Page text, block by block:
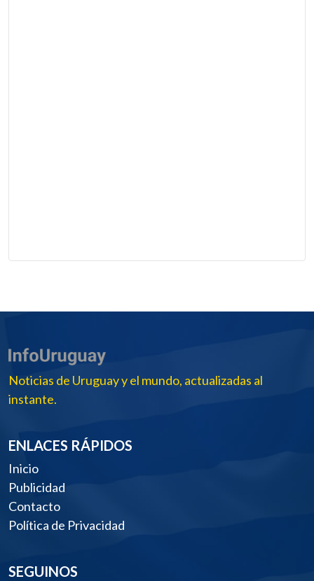
Noticias de Uruguay y el mundo, actualizadas al
instante.
ENLACES RÁPIDOS
Inicio
Publicidad
Contacto
Política de Privacidad
SEGUINOS